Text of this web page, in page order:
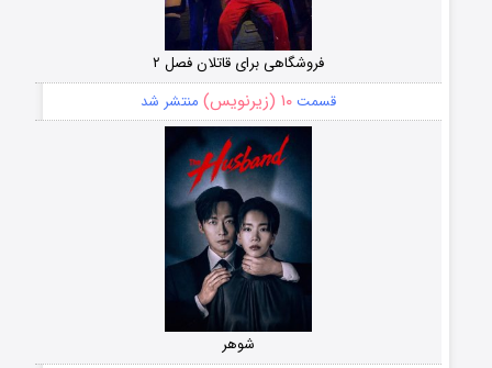
فروشگاهی برای قاتلان فصل ۲
قسمت۱۰ (زیرنویس) منتشر شد
شوهر